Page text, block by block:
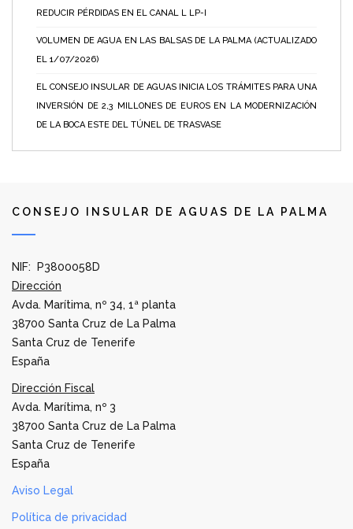
REDUCIR PÉRDIDAS EN EL CANAL L LP-I
VOLUMEN DE AGUA EN LAS BALSAS DE LA PALMA (ACTUALIZADO
EL 1/07/2026)
EL CONSEJO INSULAR DE AGUAS INICIA LOS TRÁMITES PARA UNA
INVERSIÓN DE 2,3 MILLONES DE EUROS EN LA MODERNIZACIÓN
DE LA BOCA ESTE DEL TÚNEL DE TRASVASE
CONSEJO INSULAR DE AGUAS DE LA PALMA
NIF: P3800058D
Dirección
Avda. Marítima, nº 34, 1ª planta
38700 Santa Cruz de La Palma
Santa Cruz de Tenerife
España
Dirección Fiscal
Avda. Marítima, nº 3
38700 Santa Cruz de La Palma
Santa Cruz de Tenerife
España
Aviso Legal
Política de privacidad